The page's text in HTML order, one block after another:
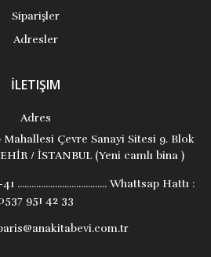
Siparişler
Adresler
İLETIŞIM
Adres
Çevre Sanayi Sitesi 9. Blok
/ İSTANBUL (Yeni camlı bina )
...................................... Whattsap Hattı :
951 42 33